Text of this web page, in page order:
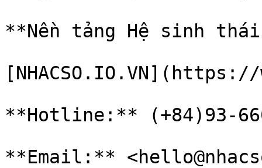
**Nền tảng Hệ sinh
**Hotline:** (+84)93-
**Email:**